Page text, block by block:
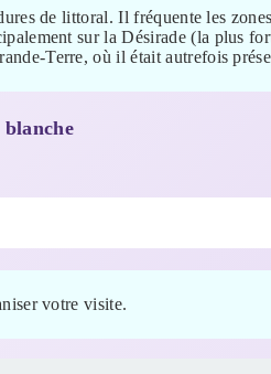
de littoral. Il fréquente les
sur la Désirade (la plus
Terre, où il était autrefois
votre visite.